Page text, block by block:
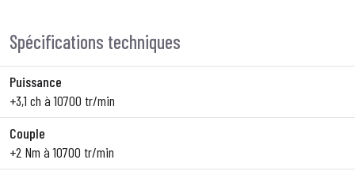
Spécifications techniques
Puissance
+3,1 ch à 10700 tr/min
Couple
+2 Nm à 10700 tr/min